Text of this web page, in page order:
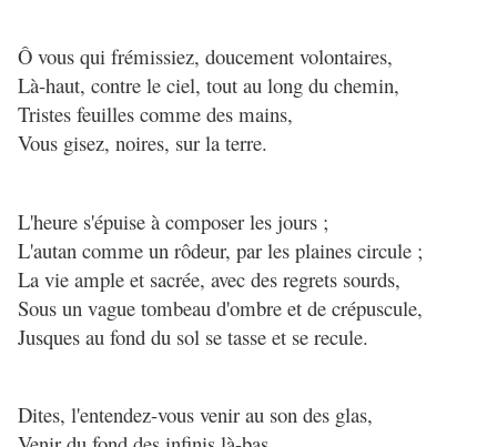
Ô vous qui frémissiez, doucement volontaires,
Là-haut, contre le ciel, tout au long du chemin,
Tristes feuilles comme des mains,
Vous gisez, noires, sur la terre.
L'heure s'épuise à composer les jours ;
L'autan comme un rôdeur, par les plaines circule ;
La vie ample et sacrée, avec des regrets sourds,
Sous un vague tombeau d'ombre et de crépuscule,
Jusques au fond du sol se tasse et se recule.
Dites, l'entendez-vous venir au son des glas,